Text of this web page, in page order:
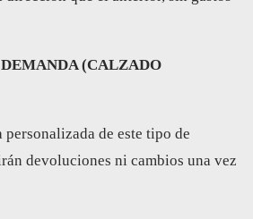
(CALZADO
de este tipo de
devoluciones ni cambios una vez